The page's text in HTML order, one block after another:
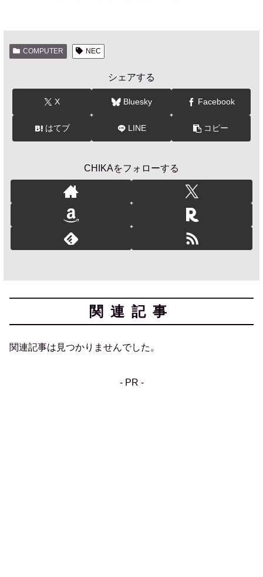
COMPUTER NEC
シェアする
X Bluesky Facebook
はてブ LINE コピー
CHIKAをフォローする
関連記事
関連記事は見つかりませんでした。
- PR -